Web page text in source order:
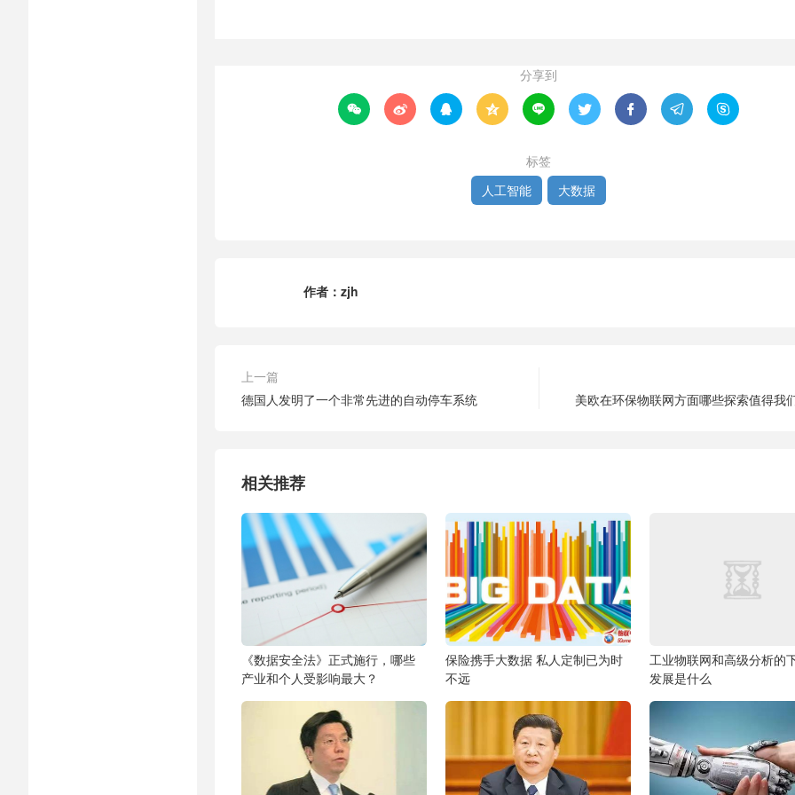
分享到
        
标签
人工智能
大数据
作者： zjh
上一篇
德国人发明了一个非常先进的自动停车系统
美欧在环保物联网方面哪些探索值得我
相关推荐
《数据安全法》正式施行，哪些
产业和个人受影响最大？
保险携手大数据 私人定制已为时
不远
工业物联网和高级分析的
发展是什么